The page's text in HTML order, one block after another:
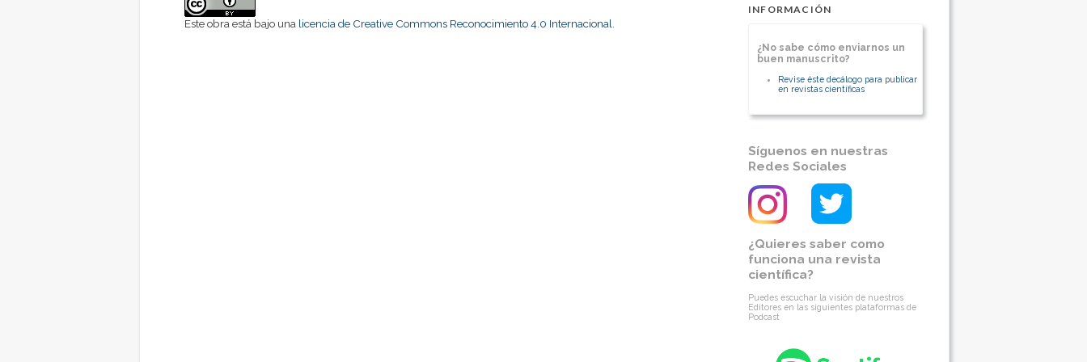
INFORMACIÓN
¿No sabe cómo enviarnos un
buen manuscrito?
Revise éste decálogo para publicar
en revistas científicas
Síguenos en nuestras
Redes Sociales
¿Quieres saber como
funciona una revista
científica?
Puedes escuchar la visión de nuestros
Editores en las siguientes plataformas de
Podcast
Este obra está bajo una licencia de Creative Commons Reconocimiento 4.0 Internacional